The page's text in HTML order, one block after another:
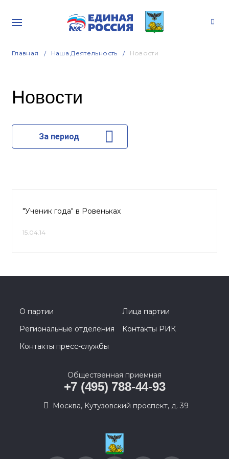
Главная Наша Деятельность Новости
Новости
За период
"Ученик года" в Ровеньках
15.04.14
О партии
Лица партии
Региональные отделения
Контакты РИК
Контакты пресс-службы
Общественная приемная
+7 (495) 788-44-93
Москва, Кутузовский проспект, д. 39